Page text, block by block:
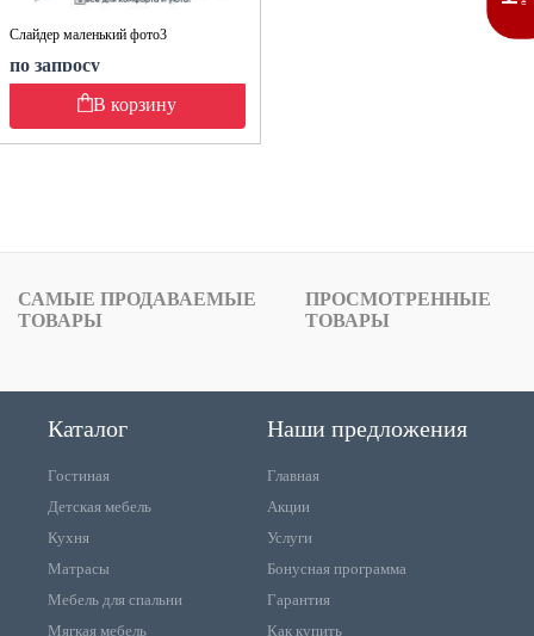
Слайдер маленький фото3
по запросу
В корзину
САМЫЕ ПРОДАВАЕМЫЕ
ТОВАРЫ
ПРОСМОТРЕННЫЕ
ТОВАРЫ
Каталог
Гостиная
Детская мебель
Кухня
Матрасы
Мебель для спальни
Мягкая мебель
Наши предложения
Главная
Акции
Услуги
Бонусная программа
Гарантия
Как купить